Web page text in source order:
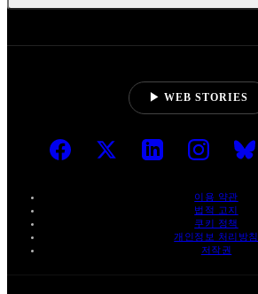
▶ WEB STORIES
이용 약관
법적 고지
쿠키 정책
개인정보 처리방침
저작권